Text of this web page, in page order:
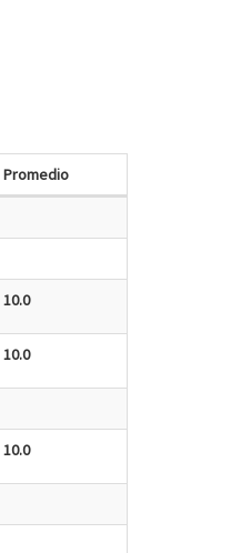
Promedio
10.0
10.0
10.0